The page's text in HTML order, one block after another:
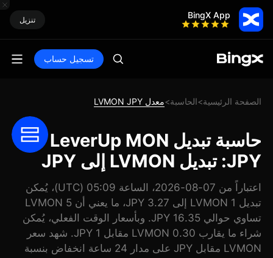
BingX App تنزيل
تسجيل حساب
الصفحة الرئيسية>الحاسبة>معدل LVMON JPY
حاسبة تبديل LeverUp MON
JPY: تبديل LVMON إلى JPY
اعتباراً من 07-08-2026، الساعة 05:09 (UTC)، يُمكن
تبديل 1 LVMON إلى 3.27 JPY، ما يعني أن 5 LVMON
تساوي حوالي 16.35 JPY. وبأسعار الوقت الفعلي، يُمكن
شراء ما يقارب 0.30 LVMON مقابل 1 JPY. شهد سعر
LVMON مقابل JPY على مدار 24 ساعة انخفاض بنسبة